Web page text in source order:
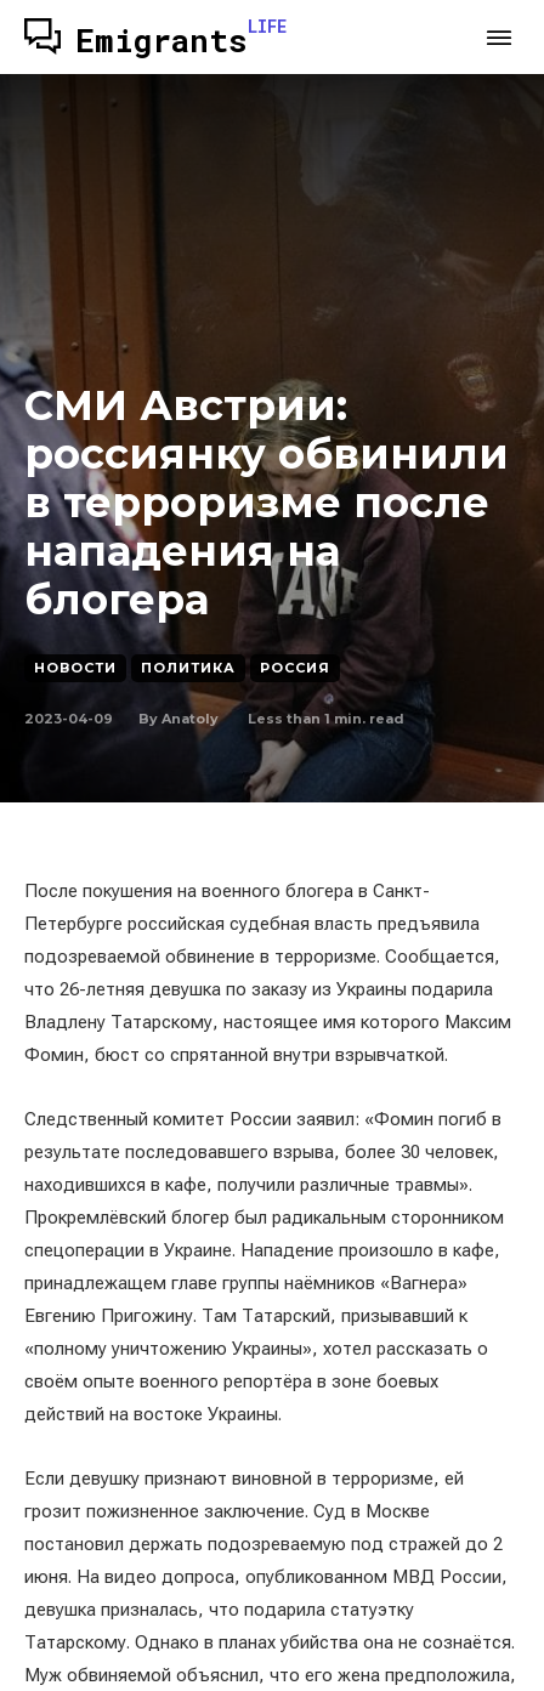
EmigrantsLIFE
СМИ Австрии:
россиянку обвинили
в терроризме после
нападения на
блогера
НОВОСТИ ПОЛИТИКА РОССИЯ
2023-04-09 By Anatoly Less than 1 min. read
После покушения на военного блогера в Санкт-
Петербурге российская судебная власть предъявила
подозреваемой обвинение в терроризме. Сообщается,
что 26-летняя девушка по заказу из Украины подарила
Владлену Татарскому, настоящее имя которого Максим
Фомин, бюст со спрятанной внутри взрывчаткой.
Следственный комитет России заявил: «Фомин погиб в
результате последовавшего взрыва, более 30 человек,
находившихся в кафе, получили различные травмы».
Прокремлёвский блогер был радикальным сторонником
спецоперации в Украине. Нападение произошло в кафе,
принадлежащем главе группы наёмников «Вагнера»
Евгению Пригожину. Там Татарский, призывавший к
«полному уничтожению Украины», хотел рассказать о
своём опыте военного репортёра в зоне боевых
действий на востоке Украины.
Если девушку признают виновной в терроризме, ей
грозит пожизненное заключение. Суд в Москве
постановил держать подозреваемую под стражей до 2
июня. На видео допроса, опубликованном МВД России,
девушка призналась, что подарила статуэтку
Татарскому. Однако в планах убийства она не сознаётся.
Муж обвиняемой объяснил, что его жена предположила,